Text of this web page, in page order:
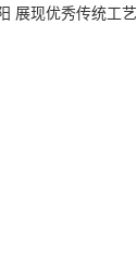
展现优秀传统工艺